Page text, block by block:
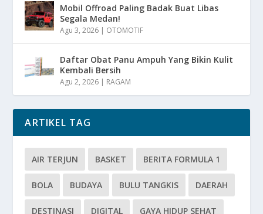
Mobil Offroad Paling Badak Buat Libas
Segala Medan!
Agu 3, 2026 | OTOMOTIF
Daftar Obat Panu Ampuh Yang Bikin Kulit
Kembali Bersih
Agu 2, 2026 | RAGAM
ARTIKEL TAG
AIR TERJUN BASKET BERITA FORMULA 1
BOLA BUDAYA BULU TANGKIS DAERAH
DESTINASI DIGITAL GAYA HIDUP SEHAT